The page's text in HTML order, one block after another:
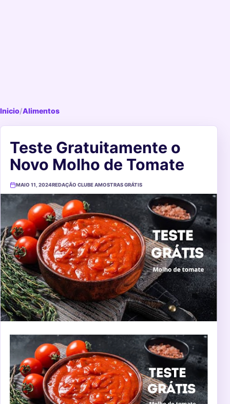
Inicio/Alimentos
Teste Gratuitamente o
Novo Molho de Tomate
MAIO 11, 2024REDAÇÃO CLUBE AMOSTRAS GRÁTIS